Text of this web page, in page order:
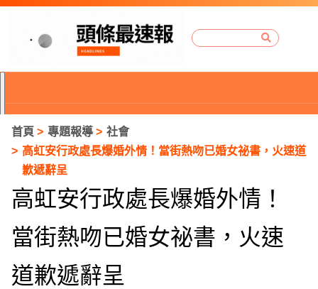
首頁 專題報導
社會
高虹安行政處長爆婚外情！當街熱吻已婚女祕書，火速道
歉遞辭呈
高虹安行政處長爆婚外情！
當街熱吻已婚女祕書，火速
道歉遞辭呈